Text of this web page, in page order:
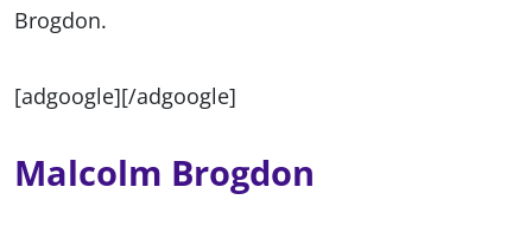
Brogdon.
[adgoogle][/adgoogle]
Malcolm Brogdon